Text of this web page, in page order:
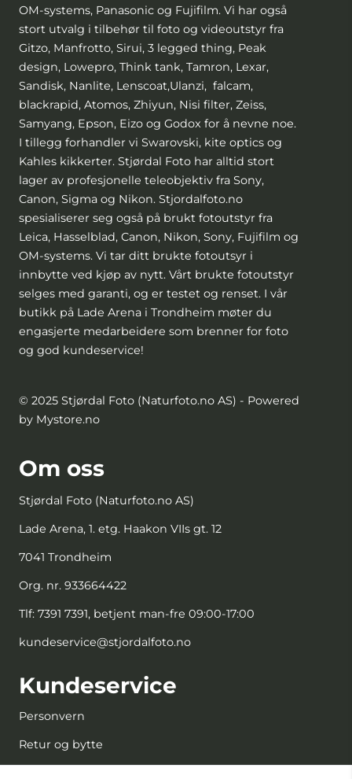
OM-systems, Panasonic og Fujifilm. Vi har også
stort utvalg i tilbehør til foto og videoutstyr fra
Gitzo, Manfrotto, Sirui, 3 legged thing, Peak
design, Lowepro, Think tank, Tamron, Lexar,
Sandisk, Nanlite, Lenscoat,Ulanzi, falcam,
blackrapid, Atomos, Zhiyun, Nisi filter, Zeiss,
Samyang, Epson, Eizo og Godox for å nevne noe.
I tillegg forhandler vi Swarovski, kite optics og
Kahles kikkerter. Stjørdal Foto har alltid stort
lager av profesjonelle teleobjektiv fra Sony,
Canon, Sigma og Nikon. Stjordalfoto.no
spesialiserer seg også på brukt fotoutstyr fra
Leica, Hasselblad, Canon, Nikon, Sony, Fujifilm og
OM-systems. Vi tar ditt brukte fotoutsyr i
innbytte ved kjøp av nytt. Vårt brukte fotoutstyr
selges med garanti, og er testet og renset. I vår
butikk på Lade Arena i Trondheim møter du
engasjerte medarbeidere som brenner for foto
og god kundeservice!
© 2025 Stjørdal Foto (Naturfoto.no AS) - Powered
by Mystore.no
Om oss
Stjørdal Foto (Naturfoto.no AS)
Lade Arena, 1. etg. Haakon VIIs gt. 12
7041 Trondheim
Org. nr. 933664422
Tlf: 7391 7391, betjent man-fre 09:00-17:00
kundeservice@stjordalfoto.no
Kundeservice
Personvern
Retur og bytte